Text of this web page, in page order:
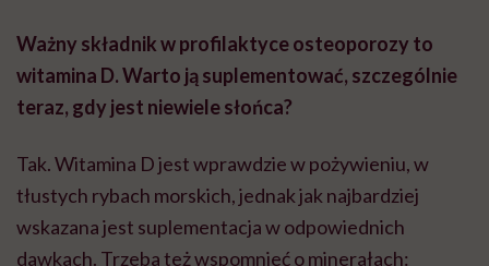
Ważny składnik w profilaktyce osteoporozy to
witamina D. Warto ją suplementować, szczególnie
teraz, gdy jest niewiele słońca?
Tak. Witamina D jest wprawdzie w pożywieniu, w
tłustych rybach morskich, jednak jak najbardziej
wskazana jest suplementacja w odpowiednich
dawkach. Trzeba też wspomnieć o minerałach: